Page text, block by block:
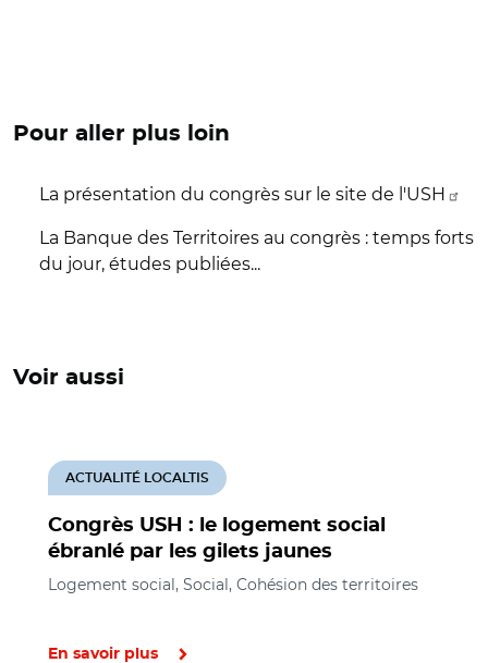
Pour aller plus loin
La présentation du congrès sur le site de l'USH
La Banque des Territoires au congrès : temps forts
du jour, études publiées...
Voir aussi
Congrès USH : le logement social
ébranlé par les gilets jaunes
ACTUALITÉ LOCALTIS
Logement social, Social, Cohésion des territoires
En savoir plus